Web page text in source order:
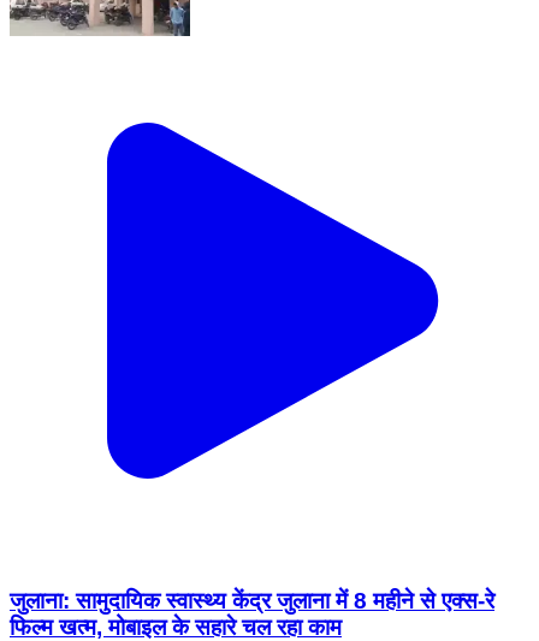
जुलाना: सामुदायिक स्वास्थ्य केंद्र जुलाना में 8 महीने से एक्स-रे
फिल्म खत्म, मोबाइल के सहारे चल रहा काम